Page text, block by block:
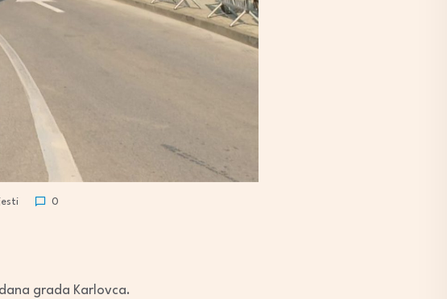
0
grada Karlovca.